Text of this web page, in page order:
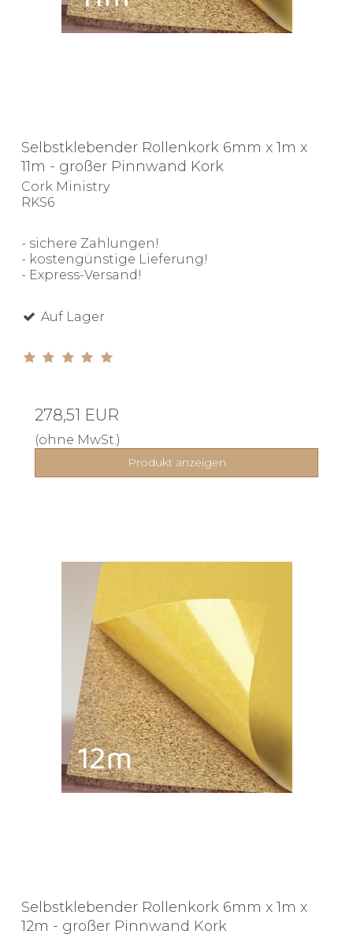
Selbstklebender Rollenkork 6mm x 1m x
11m - großer Pinnwand Kork
Cork Ministry
RKS6
- sichere Zahlungen!
- kostengünstige Lieferung!
- Express-Versand!
Auf Lager
278,51 EUR
(ohne MwSt.)
Produkt anzeigen
Selbstklebender Rollenkork 6mm x 1m x
12m - großer Pinnwand Kork